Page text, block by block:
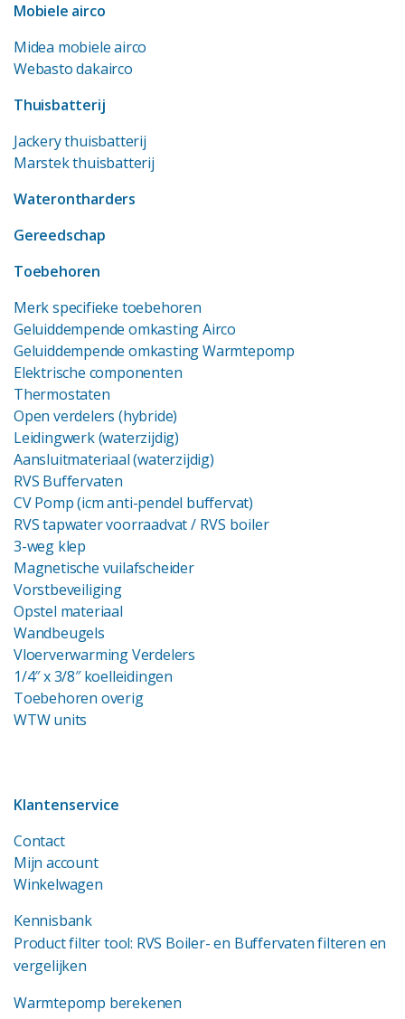
Mobiele airco
Midea mobiele airco
Webasto dakairco
Thuisbatterij
Jackery thuisbatterij
Marstek thuisbatterij
Waterontharders
Gereedschap
Toebehoren
Merk specifieke toebehoren
Geluiddempende omkasting Airco
Geluiddempende omkasting Warmtepomp
Elektrische componenten
Thermostaten
Open verdelers (hybride)
Leidingwerk (waterzijdig)
Aansluitmateriaal (waterzijdig)
RVS Buffervaten
CV Pomp (icm anti-pendel buffervat)
RVS tapwater voorraadvat/ RVS boiler
3-weg klep
Magnetische vuilafscheider
Vorstbeveiliging
Opstel materiaal
Wandbeugels
Vloerverwarming Verdelers
1/4″ x 3/8″ koelleidingen
Toebehoren overig
WTW units
Klantenservice
Contact
Mijn account
Winkelwagen
Kennisbank
Product filter tool: RVS Boiler- en Buffervaten filteren en
vergelijken
Warmtepomp berekenen